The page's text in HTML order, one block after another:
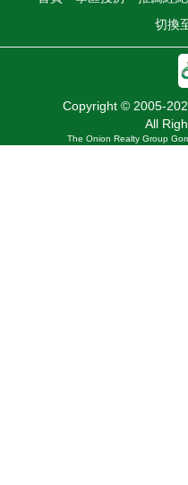
切換
Copyright © 2005-
All
The Onion Realty Group